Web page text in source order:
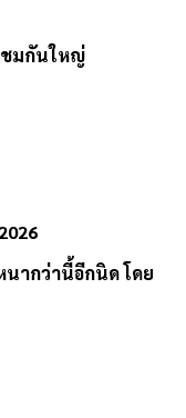
ชมกันใหญ่
ากว่านี้อีกนิด โดย